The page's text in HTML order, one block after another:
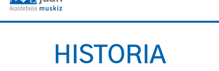
HISTORIA